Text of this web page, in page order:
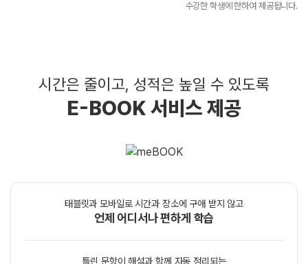
수강한 학생에 한하여 제공됩니다.
시간은 줄이고, 성적은 높일 수 있도록
E-BOOK 서비스 제공
태블릿과 모바일로 시간과 장소에 구애 받지 않고
언제 어디서나 편하게 학습
틀린 문항이 해설과 함께 자동 정리되는